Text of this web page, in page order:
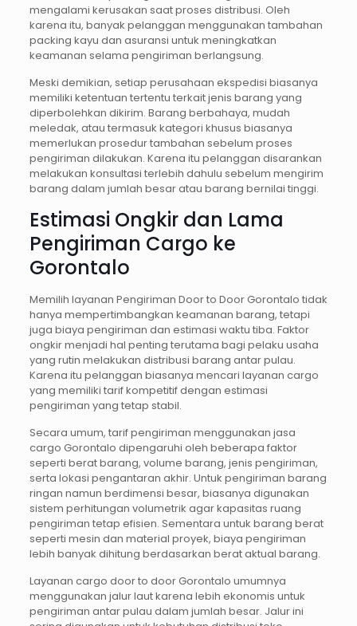
mengalami kerusakan saat proses distribusi. Oleh
karena itu, banyak pelanggan menggunakan tambahan
packing kayu dan asuransi untuk meningkatkan
keamanan selama pengiriman berlangsung.
Meski demikian, setiap perusahaan ekspedisi biasanya
memiliki ketentuan tertentu terkait jenis barang yang
diperbolehkan dikirim. Barang berbahaya, mudah
meledak, atau termasuk kategori khusus biasanya
memerlukan prosedur tambahan sebelum proses
pengiriman dilakukan. Karena itu pelanggan disarankan
melakukan konsultasi terlebih dahulu sebelum mengirim
barang dalam jumlah besar atau barang bernilai tinggi.
Estimasi Ongkir dan Lama
Pengiriman Cargo ke
Gorontalo
Memilih layanan Pengiriman Door to Door Gorontalo tidak
hanya mempertimbangkan keamanan barang, tetapi
juga biaya pengiriman dan estimasi waktu tiba. Faktor
ongkir menjadi hal penting terutama bagi pelaku usaha
yang rutin melakukan distribusi barang antar pulau.
Karena itu pelanggan biasanya mencari layanan cargo
yang memiliki tarif kompetitif dengan estimasi
pengiriman yang tetap stabil.
Secara umum, tarif pengiriman menggunakan jasa
cargo Gorontalo dipengaruhi oleh beberapa faktor
seperti berat barang, volume barang, jenis pengiriman,
serta lokasi pengantaran akhir. Untuk pengiriman barang
ringan namun berdimensi besar, biasanya digunakan
sistem perhitungan volumetrik agar kapasitas ruang
pengiriman tetap efisien. Sementara untuk barang berat
seperti mesin dan material proyek, biaya pengiriman
lebih banyak dihitung berdasarkan berat aktual barang.
Layanan cargo door to door Gorontalo umumnya
menggunakan jalur laut karena lebih ekonomis untuk
pengiriman antar pulau dalam jumlah besar. Jalur ini